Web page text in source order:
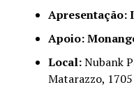
Apresentação:
Apoio:
Local:Nubank
Matarazzo,